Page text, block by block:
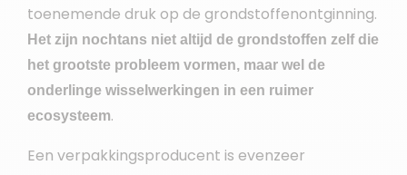
toenemende druk op de grondstoffenontginning.
Het zijn nochtans niet altijd de grondstoffen zelf die
het grootste probleem vormen, maar wel de
onderlinge wisselwerkingen in een ruimer
ecosysteem.
Een verpakkingsproducent is evenzeer